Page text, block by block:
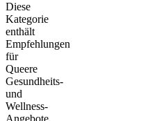
Diese
Kategorie
enthält
Empfehlungen
für
Queere
Gesundheits-
und
Wellness-